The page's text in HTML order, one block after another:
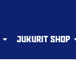
JUKURIT SHOP